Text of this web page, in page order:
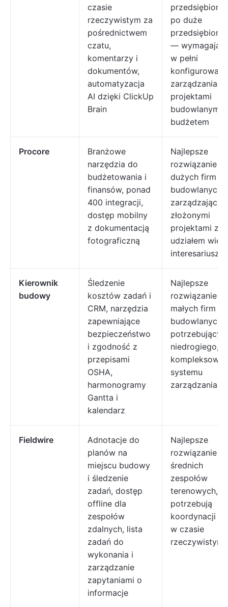
czasie
rzeczywistym za
pośrednictwem
czatu,
komentarzy i
dokumentów,
automatyzacja
AI dzięki ClickUp
Brain
po duże
—
w pełni
zarządzania
projektami
budowlanymi i
budżetem
Procore
Branżowe
narzędzia do
budżetowania i
finansów, ponad
400 integracji,
dostęp mobilny
z dokumentacją
fotograficzną
Najlepsze
rozwiązanie
dużych firm
budowlanych
złożonymi
projektami z
udziałem wielu
interesariuszy
Kierownik
budowy
Śledzenie
kosztów zadań i
CRM, narzędzia
zapewniające
bezpieczeństwo
i zgodność z
przepisami
OSHA,
harmonogramy
Gantta i
kalendarz
Najlepsze
rozwiązanie
małych firm
budowlanych
niedrogiego,
systemu
zarządzania
Fieldwire
Adnotacje do
planów na
miejscu budowy
i śledzenie
zadań, dostęp
offline dla
zespołów
zdalnych, lista
zadań do
wykonania i
zarządzanie
zapytaniami o
informacje
Najlepsze
rozwiązanie
średnich
zespołów
terenowych,
potrzebują
koordynacji
w czasie
rzeczywistym